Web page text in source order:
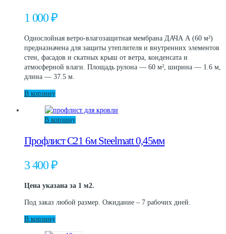
1 000₽
Однослойная ветро-влагозащитная мембрана ДАЧА А (60 м²)
предназначена для защиты утеплителя и внутренних элементов
стен, фасадов и скатных крыш от ветра, конденсата и
атмосферной влаги. Площадь рулона — 60 м², ширина — 1.6 м,
длина — 37.5 м.
В корзину
В корзину
Профлист С21 6м Steelmatt 0,45мм
3 400₽
Цена указана за 1 м2.
Под заказ любой размер. Ожидание – 7 рабочих дней.
В корзину